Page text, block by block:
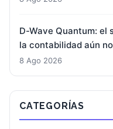
D-Wave Quantum: el
la contabilidad aún
8 Ago 2026
CATEGORÍAS